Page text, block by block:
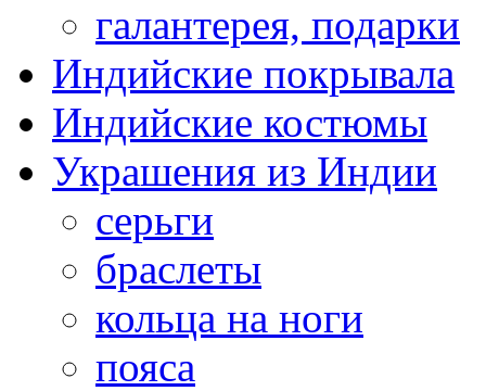
галантерея, подарки
Индийские покрывала
Индийские костюмы
Украшения из Индии
серьги
браслеты
кольца на ноги
пояса